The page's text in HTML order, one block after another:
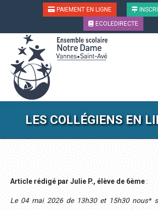
PAIEMENT EN LIGNE
ECOLEDIRECTE
LES COLLÉGIENS EN
Article rédigé par Julie P., élève de 6ème:
Le 04 mai 2026 de 13h30 et 15h30 nous*